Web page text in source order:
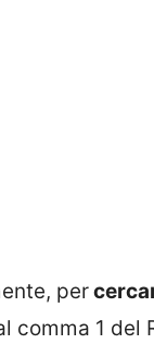
per
comma 1